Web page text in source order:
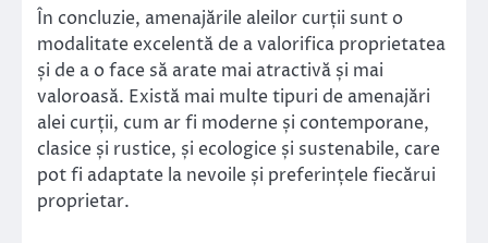
În concluzie, amenajările aleilor curții sunt o
modalitate excelentă de a valorifica proprietatea
și de a o face să arate mai atractivă și mai
valoroasă. Există mai multe tipuri de amenajări
alei curții, cum ar fi moderne și contemporane,
clasice și rustice, și ecologice și sustenabile, care
pot fi adaptate la nevoile și preferințele fiecărui
proprietar.